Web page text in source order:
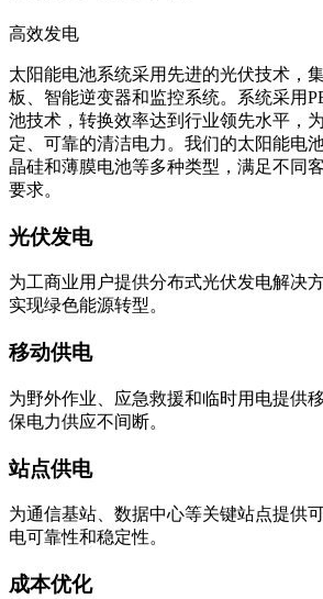
高效发电
太阳能电池系统采用先进的光伏技术，
板、智能逆变器和监控系统。系统采用
池技术，转换效率达到行业领先水平，
定、可靠的清洁电力。我们的太阳能电
晶硅和薄膜电池等多种类型，满足不同
要求。
光伏发电
为工商业用户提供分布式光伏发电解决
实现绿色能源转型。
移动供电
为野外作业、应急救援和临时用电提供
保电力供应不间断。
站点供电
为通信基站、数据中心等关键站点提供
电可靠性和稳定性。
成本优化